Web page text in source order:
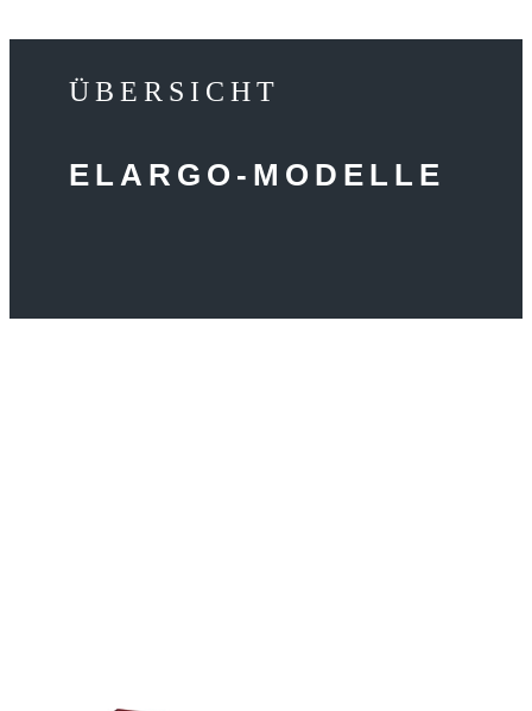
ÜBERSICHT
ELARGO-MODELLE